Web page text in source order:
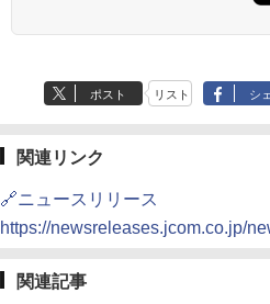
ポスト リスト シ
関連リンク
🔗ニュースリリース
https://newsreleases.jcom.co.jp/
関連記事